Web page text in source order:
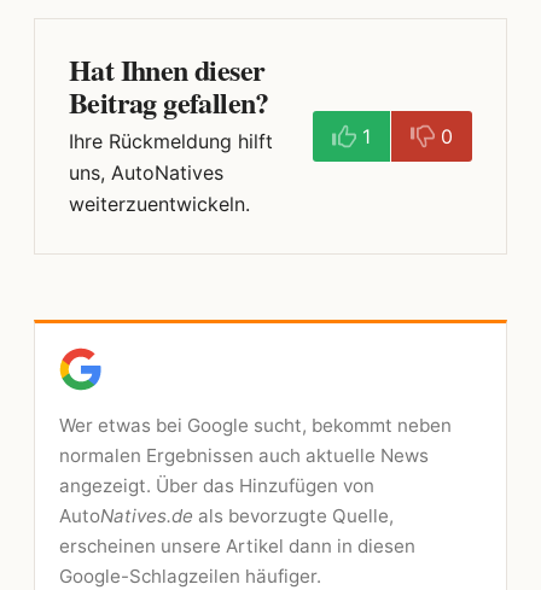
Hat Ihnen dieser
Beitrag gefallen?
Ihre Rückmeldung hilft
uns, AutoNatives
weiterzuentwickeln.
1 0
Wer etwas bei Google sucht, bekommt neben
normalen Ergebnissen auch aktuelle News
angezeigt. Über das Hinzufügen von
AutoNatives.de als bevorzugte Quelle,
erscheinen unsere Artikel dann in diesen
Google-Schlagzeilen häufiger.